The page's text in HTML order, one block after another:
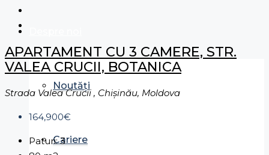
Noutăți
Cariere
APARTAMENT CU 3 CAMERE, STR.
VALEA CRUCII, BOTANICA
Strada Valea Crucii , Chișinău, Moldova
164,900€
Paturi: 3